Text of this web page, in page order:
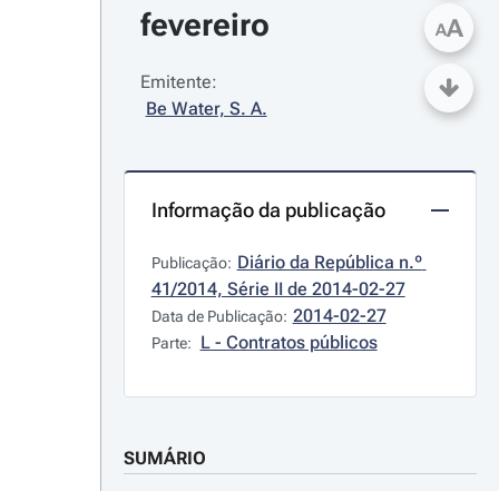
fevereiro
Emitente:
Be Water, S. A.
Informação da publicação
Publicação: Diário da República n.º
41/2014, Série II de 2014-02-27
Data de Publicação: 2014-02-27
Parte: L - Contratos públicos
SUMÁRIO
AA